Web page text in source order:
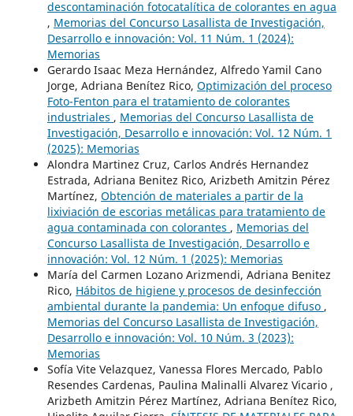
descontaminación fotocatalítica de colorantes en agua
, Memorias del Concurso Lasallista de Investigación,
Desarrollo e innovación: Vol. 11 Núm. 1 (2024):
Memorias
Gerardo Isaac Meza Hernández, Alfredo Yamil Cano
Jorge, Adriana Benítez Rico, Optimización del proceso
Foto-Fenton para el tratamiento de colorantes
industriales , Memorias del Concurso Lasallista de
Investigación, Desarrollo e innovación: Vol. 12 Núm. 1
(2025): Memorias
Alondra Martinez Cruz, Carlos Andrés Hernandez
Estrada, Adriana Benitez Rico, Arizbeth Amitzin Pérez
Martínez, Obtención de materiales a partir de la
lixiviación de escorias metálicas para tratamiento de
agua contaminada con colorantes , Memorias del
Concurso Lasallista de Investigación, Desarrollo e
innovación: Vol. 12 Núm. 1 (2025): Memorias
María del Carmen Lozano Arizmendi, Adriana Benitez
Rico, Hábitos de higiene y procesos de desinfección
ambiental durante la pandemia: Un enfoque difuso ,
Memorias del Concurso Lasallista de Investigación,
Desarrollo e innovación: Vol. 10 Núm. 3 (2023):
Memorias
Sofía Vite Velazquez, Vanessa Flores Mercado, Pablo
Resendes Cardenas, Paulina Malinalli Alvarez Vicario ,
Arizbeth Amitzin Pérez Martínez, Adriana Benítez Rico,